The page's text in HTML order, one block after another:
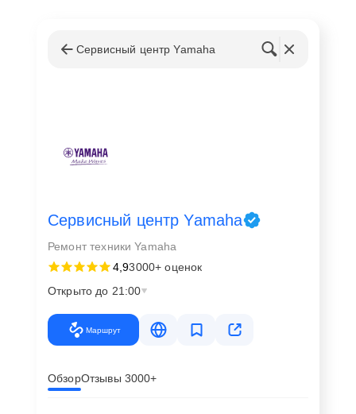
Сервисный центр Yamaha
Сервисный центр Yamaha
Ремонт техники Yamaha
4,93000+ оценок
Открыто до 21:00
Маршрут
ОбзорОтзывы 3000+